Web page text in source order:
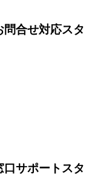
問合せ対応スタ
口サポートスタ